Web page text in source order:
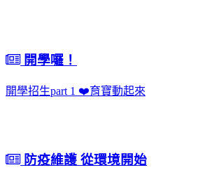
開學囉！
開學招生part 1 ❤️育寶動起來
防疫維護 從環境開始